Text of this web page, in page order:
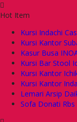
Hot Item
Kursi Indachi
Kursi Kantor
Kasur Busa
Kursi Bar Stool
Kursi Kantor
Kursi Kantor
Lemari Arsip
Sofa Donati Rbs